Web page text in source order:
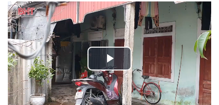
Play
Video